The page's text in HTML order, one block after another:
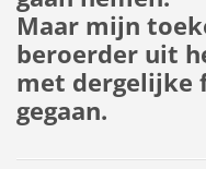
Maar mijn
beroerder uit
met dergelijke
gegaan.